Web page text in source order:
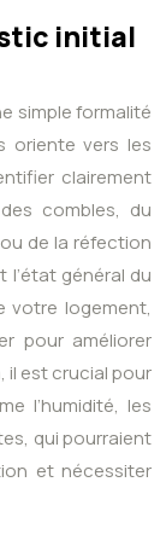
initial
simple formalité
oriente vers les
clairement
combles, du
de la réfection
l’état général du
votre logement,
pour améliorer
il est crucial pour
l’humidité, les
qui pourraient
et nécessiter